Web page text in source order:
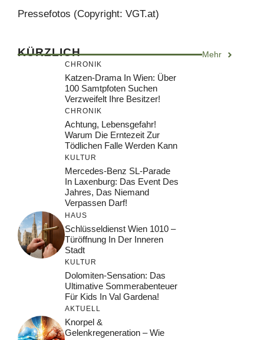
Pressefotos (Copyright: VGT.at)
KÜRZLICH Mehr
CHRONIK
Katzen-Drama In Wien: Über
100 Samtpfoten Suchen
Verzweifelt Ihre Besitzer!
CHRONIK
Achtung, Lebensgefahr!
Warum Die Erntezeit Zur
Tödlichen Falle Werden Kann
KULTUR
Mercedes-Benz SL-Parade
In Laxenburg: Das Event Des
Jahres, Das Niemand
Verpassen Darf!
HAUS
Schlüsseldienst Wien 1010 –
Türöffnung In Der Inneren
Stadt
KULTUR
Dolomiten-Sensation: Das
Ultimative Sommerabenteuer
Für Kids In Val Gardena!
AKTUELL
Knorpel &
Gelenkregeneration – Wie